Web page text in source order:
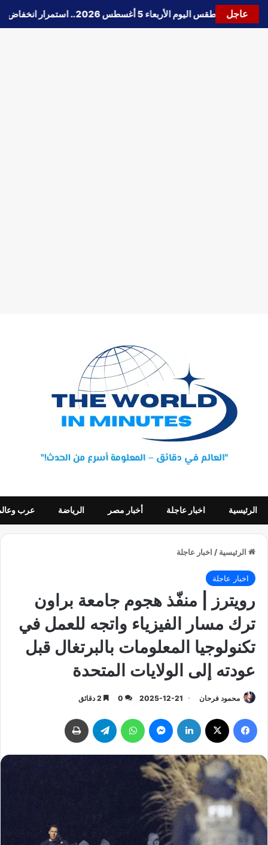
عاجل 🔵حالة الطقس اليوم الأربعاء 5 أغسطس 2026.. استمرار انخفاض الحرارة وتحذيرات من الشبورة واضطراب الملاحة
الرئيسية اخبار عاجلة أخبار مصر الرياضة عرب
الرئيسية / اخبار عاجلة
اخبار عاجلة
رويترز | منفّذ هجوم جامعة براون
ترك مسار الفيزياء واتجه للعمل في
تكنولوجيا المعلومات بالبرتغال قبل
عودته إلى الولايات المتحدة
محمود فرحان 2025-12-21
0